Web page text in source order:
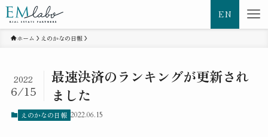
EN
ホーム えのかなの日報
最速決済のランキングが更新され
ました
2022
6/15
えのかなの日報 2022.06.15